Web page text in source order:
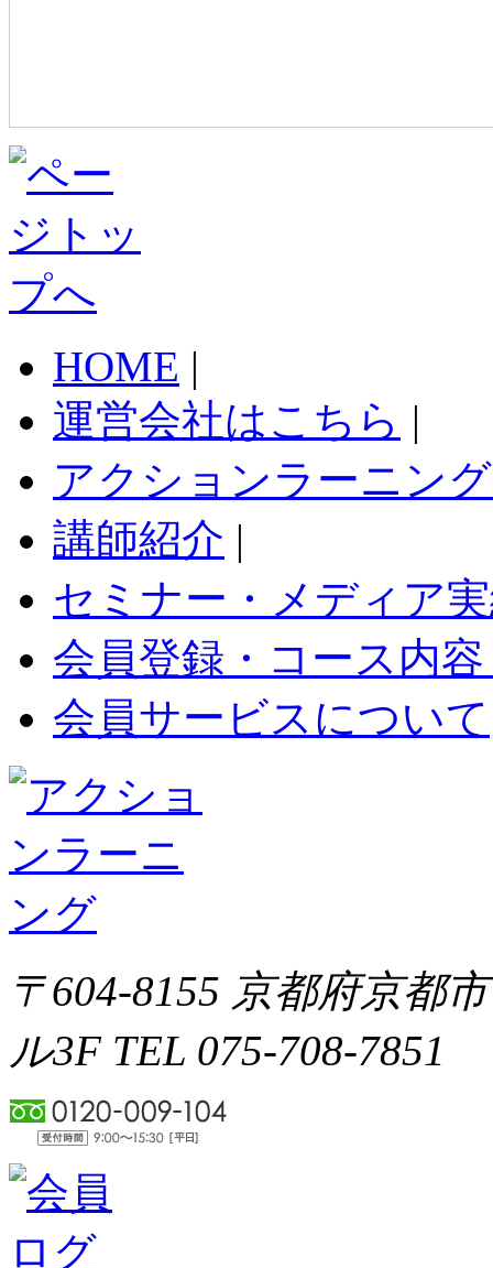
HOME |
運営会社はこちら |
アクションラーニン
講師紹介 |
セミナー・メディア
会員登録・コース内
会員サービスについて
〒604-8155 京都府京都
ル3F TEL 075-708-7851